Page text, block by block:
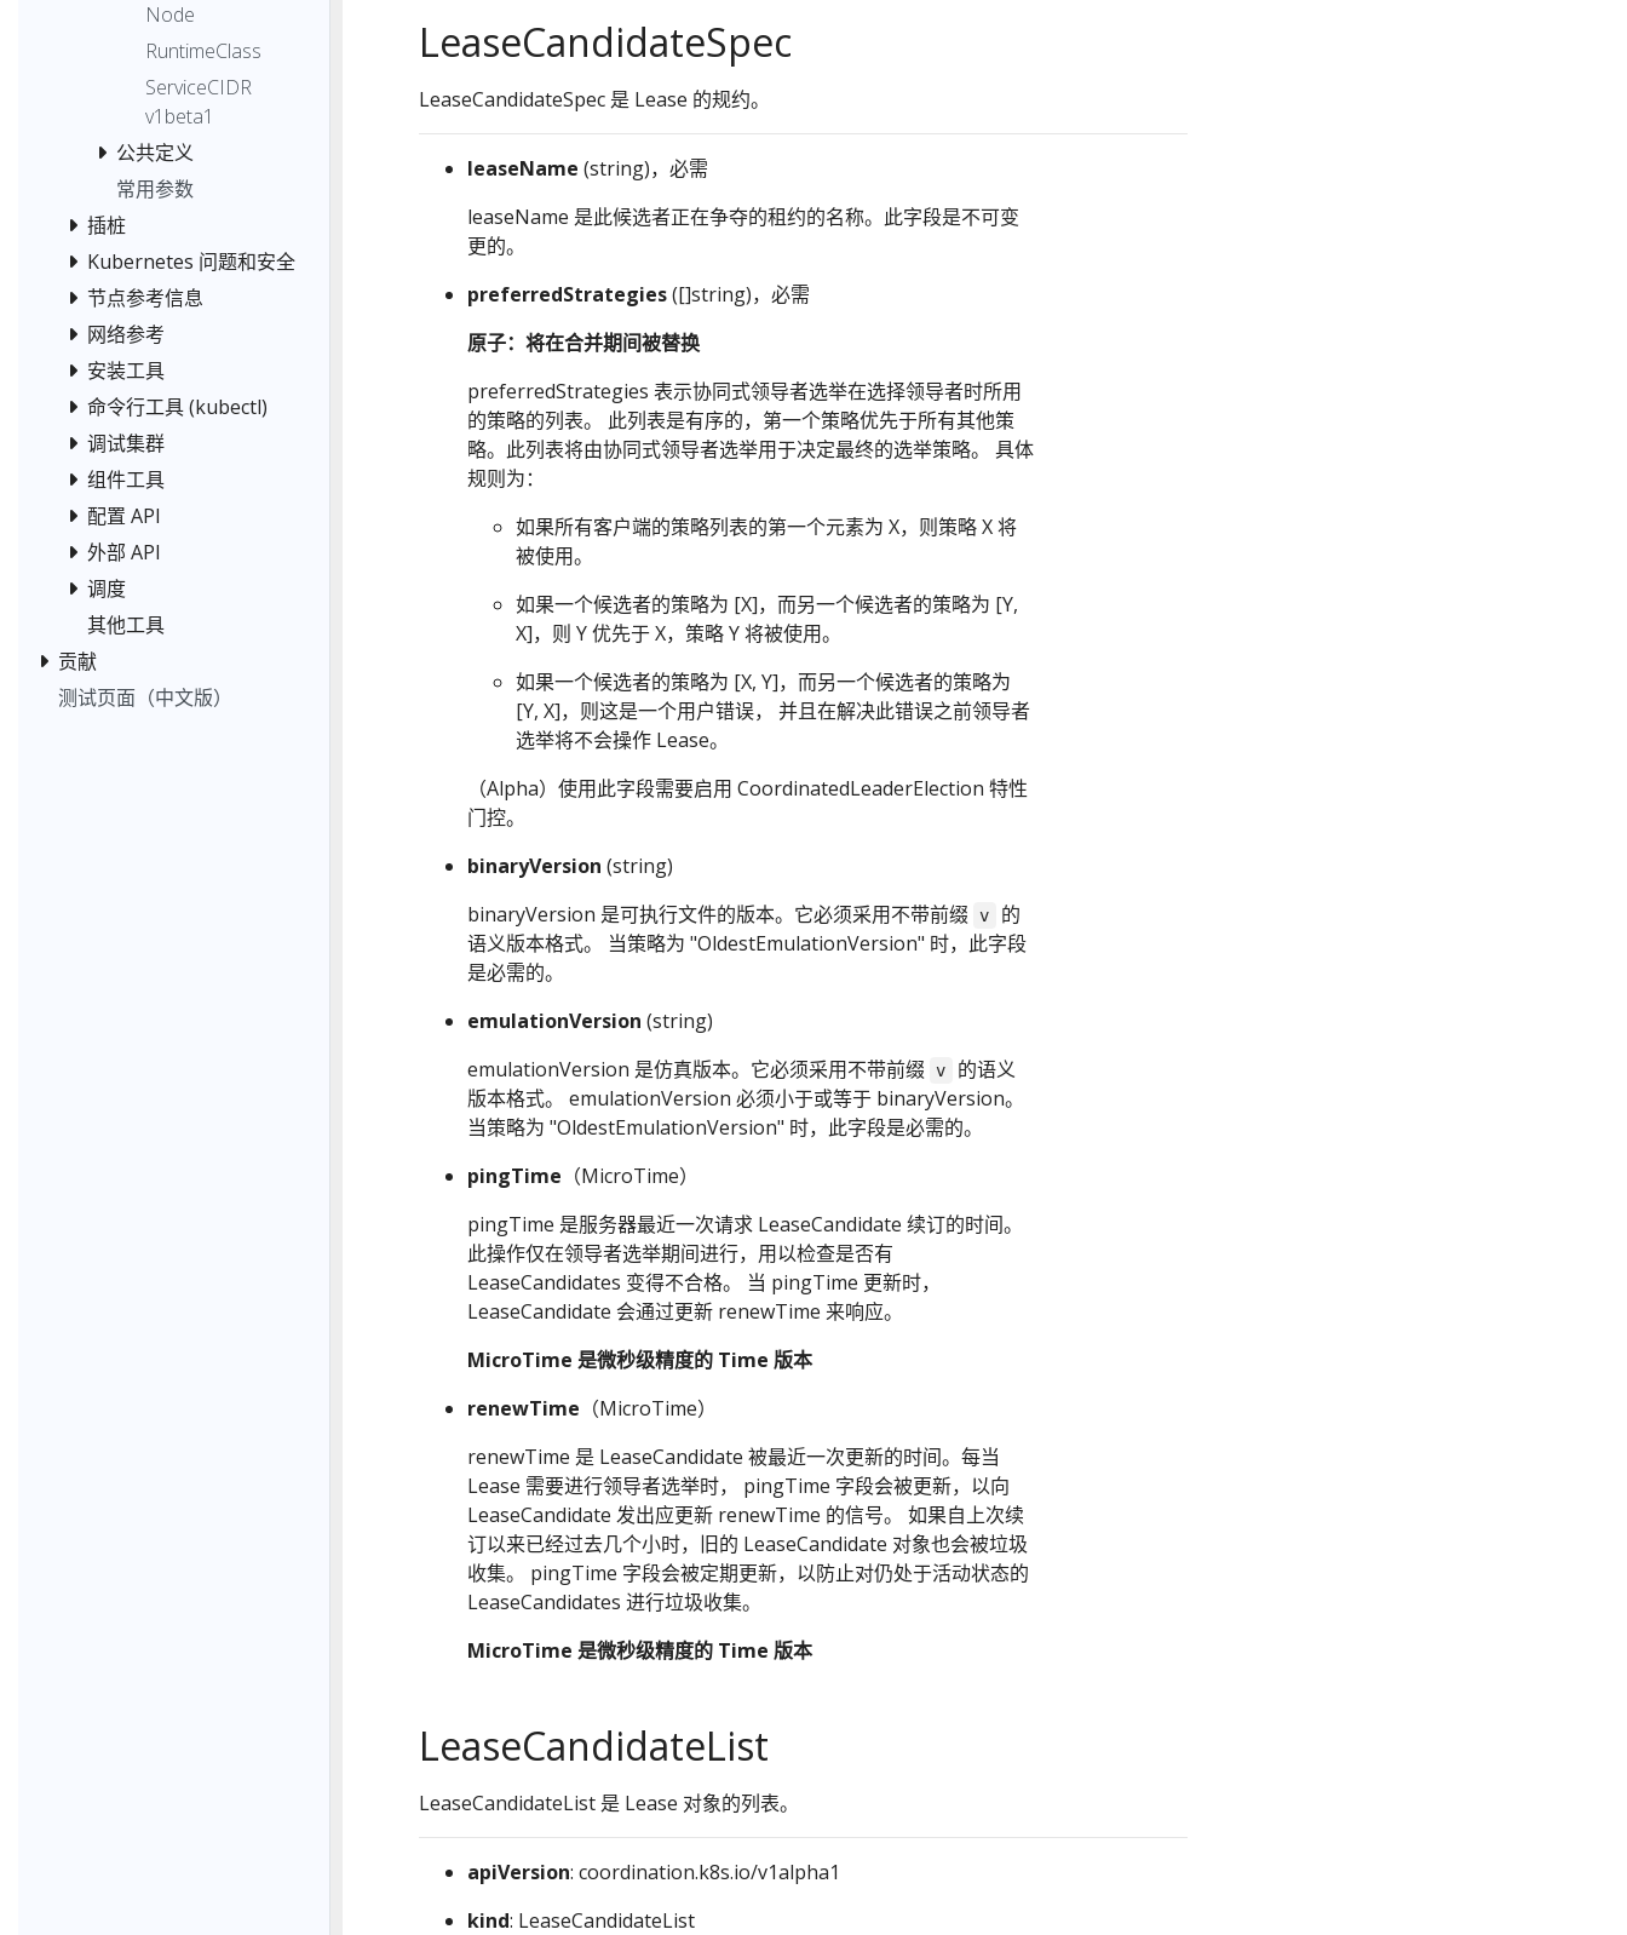
Node
RuntimeClass
ServiceCIDR
v1beta1
公共定义
常用参数
插桩
Kubernetes 问题和安全
节点参考信息
网络参考
安装工具
命令行工具 (kubectl)
调试集群
组件工具
配置 API
外部 API
调度
其他工具
贡献
测试页面（中文版）
LeaseCandidateSpec
LeaseCandidateSpec 是 Lease 的规约。
leaseName (string)，必需
leaseName 是此候选者正在争夺的租约的名称。此字段是不可变
更的。
preferredStrategies([]string)，必需
原子：将在合并期间被替换
preferredStrategies 表示协同式领导者选举在选择领导者时所用
的策略的列表。 此列表是有序的，第一个策略优先于所有其他策
略。此列表将由协同式领导者选举用于决定最终的选举策略。 具体
规则为：
如果所有客户端的策略列表的第一个元素为 X，则策略 X 将
被使用。
如果一个候选者的策略为 [X]，而另一个候选者的策略为 [Y,
X]，则 Y 优先于 X，策略 Y 将被使用。
如果一个候选者的策略为 [X, Y]，而另一个候选者的策略为
[Y, X]，则这是一个用户错误， 并且在解决此错误之前领导者
选举将不会操作 Lease。
（Alpha）使用此字段需要启用 CoordinatedLeaderElection 特性
门控。
binaryVersion (string)
binaryVersion 是可执行文件的版本。它必须采用不带前缀
v
的
语义版本格式。 当策略为 "OldestEmulationVersion" 时，此字段
是必需的。
emulationVersion (string)
emulationVersion 是仿真版本。它必须采用不带前缀
v
的语义
版本格式。 emulationVersion 必须小于或等于 binaryVersion。
当策略为 "OldestEmulationVersion" 时，此字段是必需的。
pingTime （MicroTime）
pingTime 是服务器最近一次请求 LeaseCandidate 续订的时间。
此操作仅在领导者选举期间进行，用以检查是否有
LeaseCandidates 变得不合格。 当 pingTime 更新时，
LeaseCandidate 会通过更新 renewTime 来响应。
MicroTime 是微秒级精度的 Time 版本
renewTime （MicroTime）
renewTime 是 LeaseCandidate 被最近一次更新的时间。每当
Lease 需要进行领导者选举时， pingTime 字段会被更新，以向
LeaseCandidate 发出应更新 renewTime 的信号。 如果自上次续
订以来已经过去几个小时，旧的 LeaseCandidate 对象也会被垃圾
收集。 pingTime 字段会被定期更新，以防止对仍处于活动状态的
LeaseCandidates 进行垃圾收集。
MicroTime 是微秒级精度的 Time 版本
LeaseCandidateList
LeaseCandidateList 是 Lease 对象的列表。
apiVersion: coordination.k8s.io/v1alpha1
kind: LeaseCandidateList